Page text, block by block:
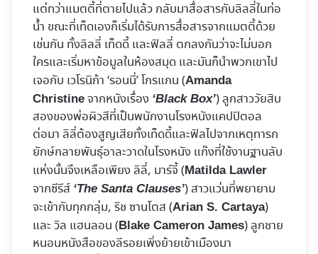
แต่ทว่าแมตตี้ที่ตายไปแล้ว กลับมาสื่อสารกับลิลลี่ในท่อ
น้ำ ขณะที่เท็ดเองก็เริ่มได้รับการสื่อสารจากแมตตี้ด้วย
เช่นกัน ทั้งลิลลี่ เท็ดดี้ และฟิลลี่ ตกลงกันว่าจะไม่บอก
ใครและเริ่มหาข้อมูลในห้องสมุด และมันก็นำพวกเขาไป
เจอกับ เวโรนิก้า ‘รอนนี่’ โกรแกน (Amanda
Christine จากหนังเรื่อง ‘Black Box’) ลูกสาววัยสิบ
สองของพ่อผิวสีที่เป็นพนักงานโรงหนังแคปปิตอล
ต่อมา ลิลี่ต้องสูญเสียทั้งเท็ดดี้และฟิลไปจากเหตุทารก
ยักษ์กลายพันธุ์อาละวาดในโรงหนัง แก๊งที่ใช้งานฐานลับ
แห่งนั้นจึงเหลือเพียง ลิลี่, มาร์จี้ (Matilda Lawler
จากซีรีส์ ‘The Santa Clauses’) สาวแว่นที่พยายาม
จะเข้ากับทุกกลุ่ม, ริช ซานโตส (Arian S. Cartaya)
และ วิล แฮนลอน (Blake Cameron James) ลูกชาย
หนอนหนังสือของลีรอยเพิ่งย้ายเข้าเมืองมา